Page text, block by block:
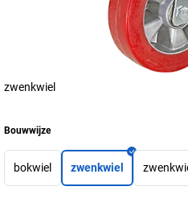
zwenkwiel
Bouwwijze
bokwiel zwenkwiel